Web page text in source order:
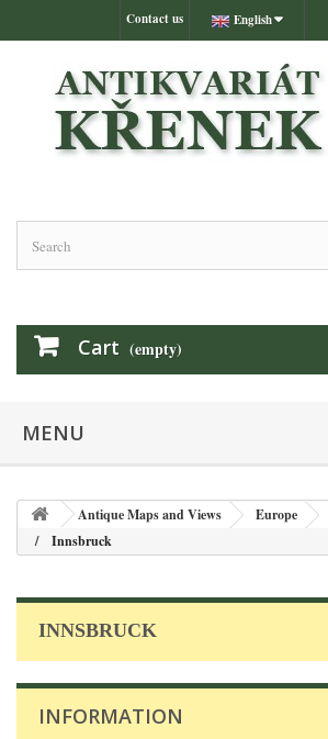
English
Contact us
Cart (empty)
MENU
Antique Maps and Views Europe
Innsbruck
INNSBRUCK
INFORMATION